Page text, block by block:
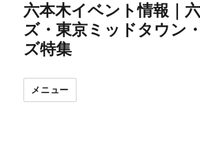
六本木イベント情報｜
ズ・東京ミッドタウン
ズ特集
メニュー